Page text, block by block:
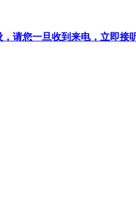
请您一旦收到来电，立即接听